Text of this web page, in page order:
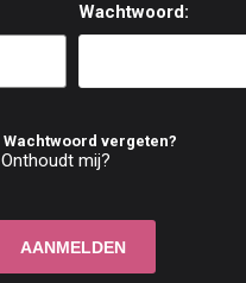
Wachtwoord:
Wachtwoord vergeten?
Onthoudt mij?